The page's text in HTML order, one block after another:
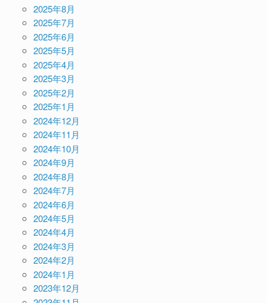
2025年8月
2025年7月
2025年6月
2025年5月
2025年4月
2025年3月
2025年2月
2025年1月
2024年12月
2024年11月
2024年10月
2024年9月
2024年8月
2024年7月
2024年6月
2024年5月
2024年4月
2024年3月
2024年2月
2024年1月
2023年12月